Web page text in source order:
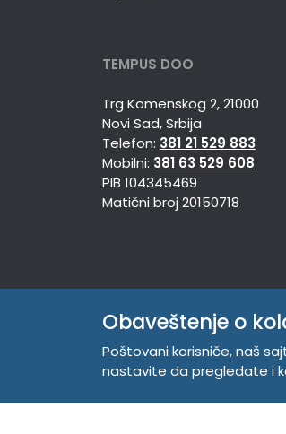
TEMPUS DOO
Trg Komenskog 2, 21000
Novi Sad, Srbija
Telefon: 381 21 529 883
Mobilni: 381 63 529 608
PIB 104345469
Matični broj 20150718
Obaveštenje o
Poštovani korisniče, naš
nastavite da pregledate i